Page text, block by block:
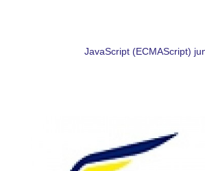
JavaScript (ECMAScript)